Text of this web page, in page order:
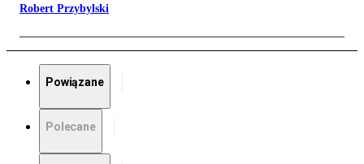
Robert Przybylski
Powiązane
Polecane